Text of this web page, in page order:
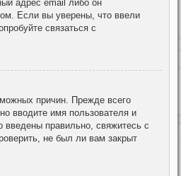
адрес email либо он
Если вы уверены, что ввели
связаться с
причин. Прежде всего
вводите имя пользователя и
введены правильно, свяжитесь с
не был ли вам закрыт